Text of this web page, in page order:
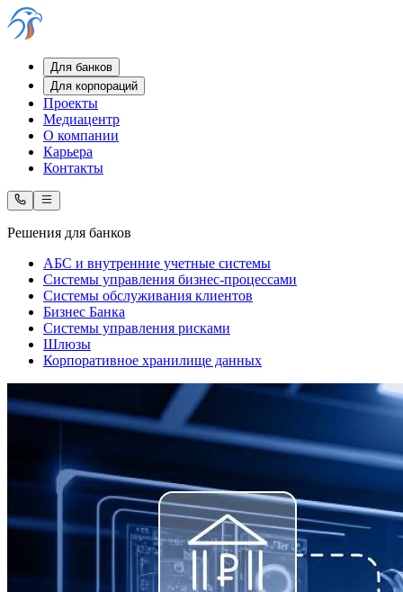
Для банков
Для корпораций
Проекты
Медиацентр
О компании
Карьера
Контакты
Решения для банков
АБС и внутренние учетные системы
Системы управления бизнес-процессами
Системы обслуживания клиентов
Бизнес Банка
Системы управления рисками
Шлюзы
Корпоративное хранилище данных